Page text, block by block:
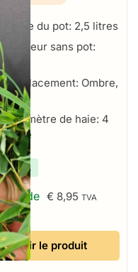
Taille du pot: 2,5 litres
Hauteur sans pot:
cm
Emplacement: Ombre,
Par mètre de haie: 4
stock
de € 8,95 TVA
Voir le produit